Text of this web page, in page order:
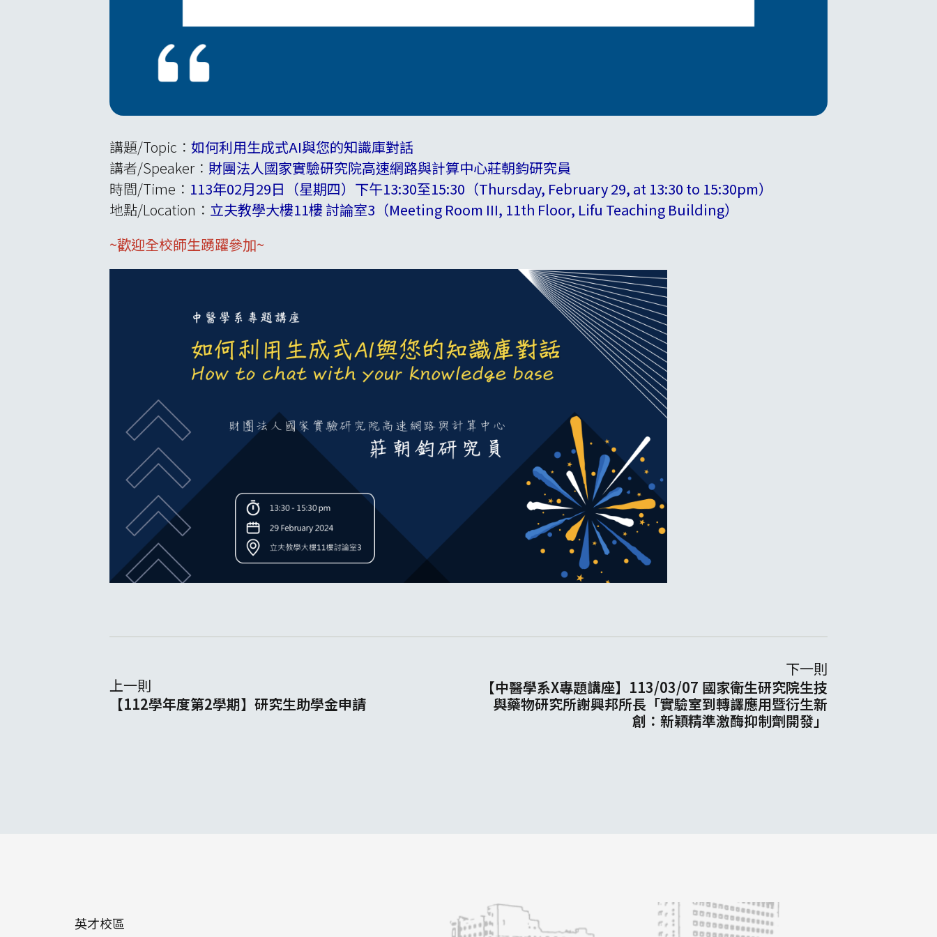
講題/Topic： 如何利用生成式AI與您的知識庫對話
講者/Speaker： 財團法人國家實驗研究院高速網路與計算中心莊朝鈞研究員
時間/Time： 113年02月29日（星期四）下午13:30至15:30（Thursday, February 29, at 13:30 to 15:30pm）
地點/Location： 立夫教學大樓11樓 討論室3（Meeting Room III, 11th Floor, Lifu Teaching Building）
~歡迎全校師生踴躍參加~
上一則
【112學年度第2學期】研究生助學金申請
下一則
【中醫學系X專題講座】113/03/07 國家衛生研究院生技
與藥物研究所謝興邦所長「實驗室到轉譯應用暨衍生新
創：新穎精準激酶抑制劑開發」
英才校區